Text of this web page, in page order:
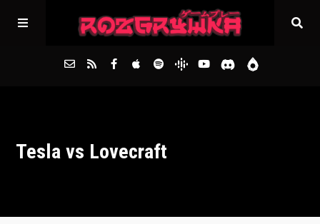
Archiwum
Tesla vs Lovecraft